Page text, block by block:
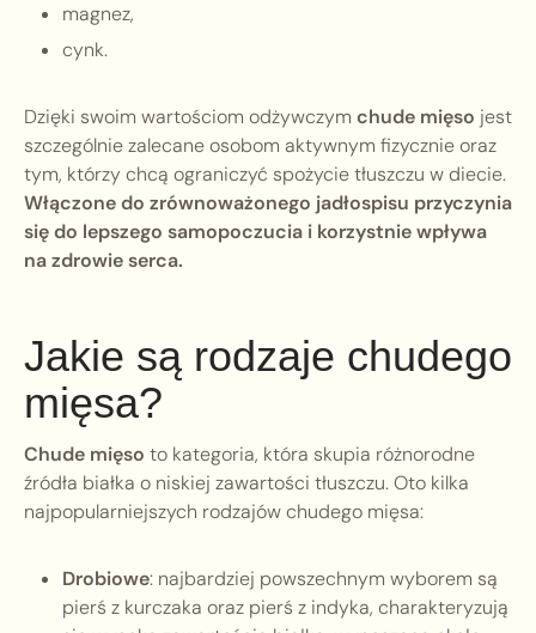
magnez,
cynk.
Dzięki swoim wartościom odżywczym chude mięso jest
szczególnie zalecane osobom aktywnym fizycznie oraz
tym, którzy chcą ograniczyć spożycie tłuszczu w diecie.
Włączone do zrównoważonego jadłospisu przyczynia
się do lepszego samopoczucia i korzystnie wpływa
na zdrowie serca.
Jakie są rodzaje chudego
mięsa?
Chude mięso to kategoria, która skupia różnorodne
źródła białka o niskiej zawartości tłuszczu. Oto kilka
najpopularniejszych rodzajów chudego mięsa:
Drobiowe: najbardziej powszechnym wyborem są
pierś z kurczaka oraz pierś z indyka, charakteryzują